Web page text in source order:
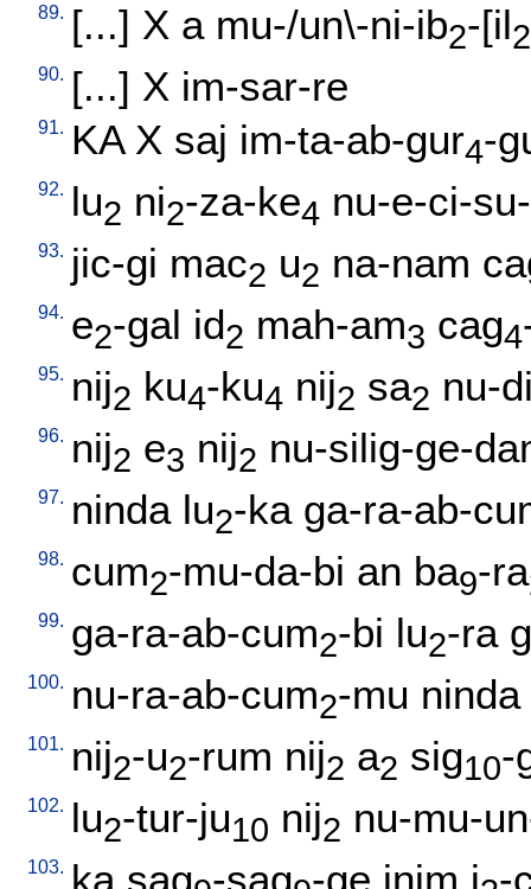
89. [...] X a mu-/un\-ni-ib2-[il2
90. [...] X im-sar-re
91. KA X saj im-ta-ab-gur4-
92. lu2 ni2-za-ke4 nu-e-ci-
93. jic-gi mac2 u2 na-nam
94. e2-gal id2 mah-am3 cag4
95. nij2 ku4-ku4 nij2 sa2 nu-
96. nij2 e3 nij2 nu-silig-ge-
97. ninda lu2-ka ga-ra-ab-
98. cum2-mu-da-bi an ba9-ra
99. ga-ra-ab-cum2-bi lu2-ra
100. nu-ra-ab-cum2-mu ninda
101. nij2-u2-rum nij2 a2 sig10-
102. lu2-tur-ju10 nij2 nu-mu-
103. ka sag -sag -ge inim i -